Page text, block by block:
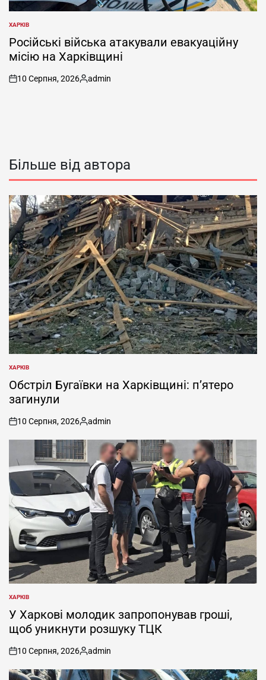
ОПУБЛІКУВАТИ
У
ХАРКІВ
Російські війська атакували евакуаційну
місію на Харківщині
on
10 Серпня, 2026
Опубліковано
admin
Більше від автора
ОПУБЛІКУВАТИ
У
ХАРКІВ
Обстріл Бугаївки на Харківщині: п’ятеро
загинули
on
10 Серпня, 2026
Опубліковано
admin
ОПУБЛІКУВАТИ
У
ХАРКІВ
У Харкові молодик запропонував гроші,
щоб уникнути розшуку ТЦК
on
10 Серпня, 2026
Опубліковано
admin